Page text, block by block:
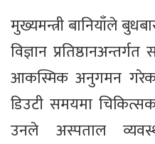
मुख्यमन्त्री बानियाँले
विज्ञान
आकस्मिक अनुगमन
डिउटी समयमा
उनले अस्पताल